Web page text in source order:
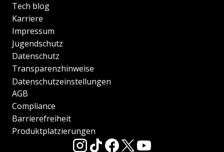
Tech blog
Karriere
Impressum
Jugendschutz
Datenschutz
Transparenzhinweise
Datenschutzeinstellungen
AGB
Compliance
Barrierefreiheit
Produktplatzierungen